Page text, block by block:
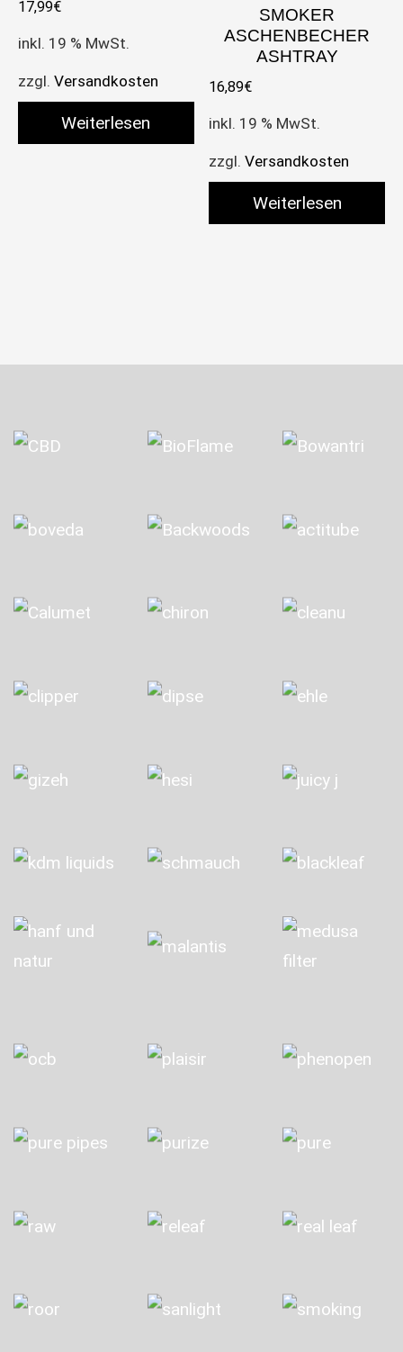
17,99€
inkl. 19 % MwSt.
zzgl. Versandkosten
Weiterlesen
SMOKER
ASCHENBECHER
ASHTRAY
16,89€
inkl. 19 % MwSt.
zzgl.Versandkosten
Weiterlesen